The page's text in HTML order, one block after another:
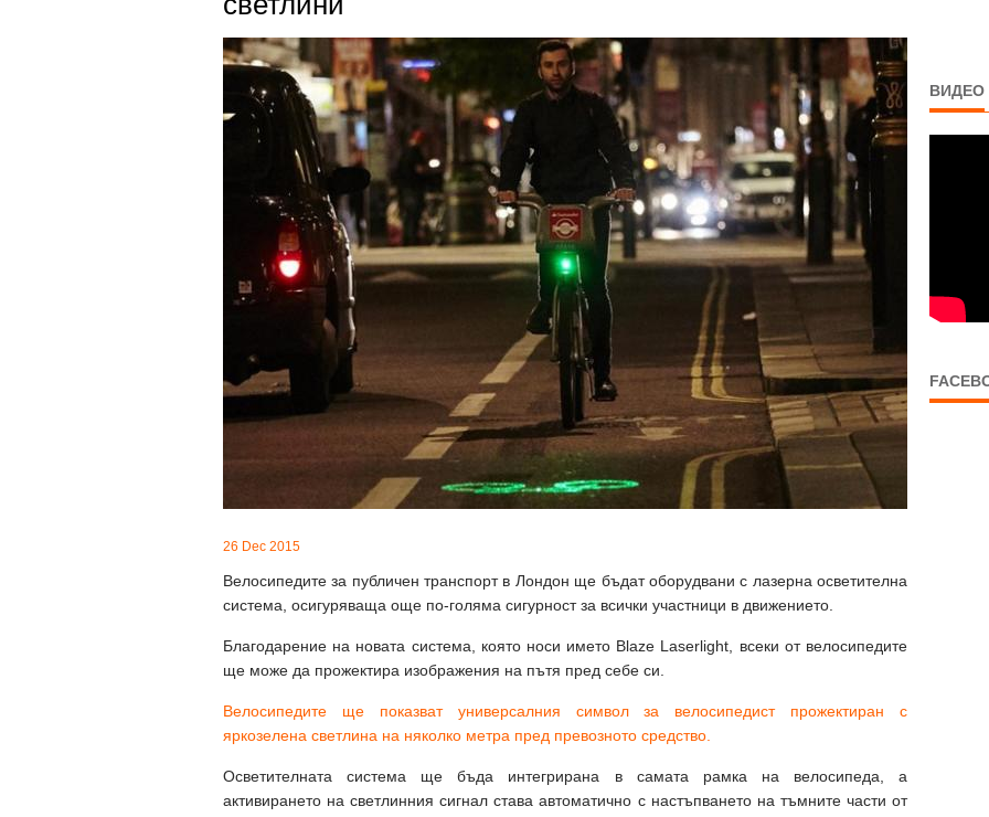
26 Dec 2015
Велосипедите за публичен транспорт в Лондон ще бъдат оборудвани с лазерна осветителна
система, осигуряваща още по-голяма сигурност за всички участници в движението.
Благодарение на новата система, която носи името Blaze Laserlight, всеки от велосипедите
ще може да прожектира изображения на пътя пред себе си.
Велосипедите ще показват универсалния символ за велосипедист прожектиран с
яркозелена светлина на няколко метра пред превозното средство.
Осветителната система ще бъда интегрирана в самата рамка на велосипеда, а
активирането на светлинния сигнал става автоматично с настъпването на тъмните части от
ВИДЕО